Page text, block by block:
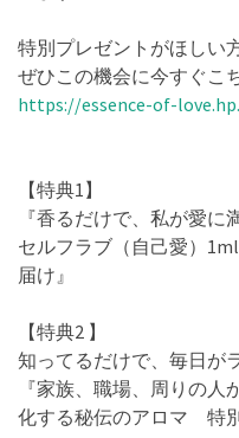
特別プレゼントがほしい
ぜひこの機会に今すぐこ
https://essence-of-
【特典1】
『香るだけで、私が愛に
セルフラブ（自己愛）1ml
届け』
【特典2 】
知ってるだけで、毎日が
『家族、職場、周りの
化する秘伝のアロマ 特